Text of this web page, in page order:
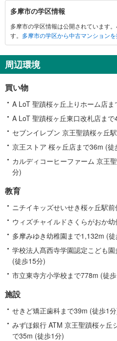
多
摩
市
に
す
る
報
多摩市の学区情報
多摩市の学区情報は公開されています
す。 多摩市の学区から中古マンション
周辺環境
買い物
A LoT 聖蹟桜ヶ丘上りホーム店
A LoT 聖蹟桜ヶ丘東口改札店ま
セブンイレブン 京王聖蹟桜ヶ丘
京王ストア 桜ヶ丘店まで36m (徒
カルディコーヒーファーム 京王
分)
教育
ニチイキッズせいせき桜ヶ丘駅
ウィズチャイルドさくらがおか
多摩みゆき幼稚園まで1,132m (
学校法人髙西寺学園認定こども
(徒歩15分)
市立東寺方小学校まで778m (徒
施設
せきど矯正歯科まで39m (徒歩1
みずほ銀行 ATM 京王聖蹟桜ヶ丘
で35m (徒歩1分)